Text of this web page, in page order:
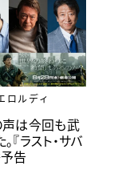
ロルディ
声は今回も武
『ラスト・サバ
告